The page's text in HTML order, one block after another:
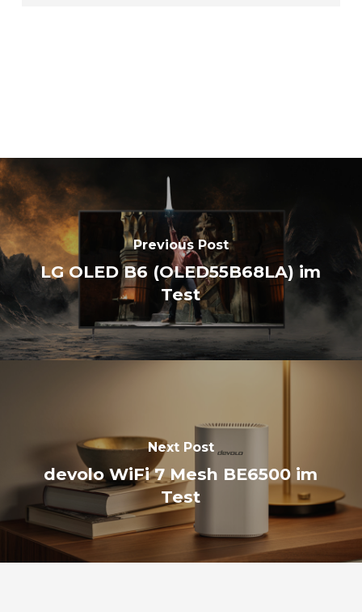
Previous Post
LG OLED B6 (OLED55B68LA) im
Test
Next Post
devolo WiFi 7 Mesh BE6500 im
Test